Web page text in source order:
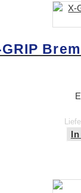
GRIP